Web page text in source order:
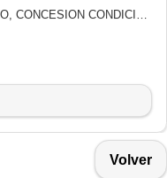
RESOLUCION DE CONCESION Y ABONO, CONCESION CONDICIONADA Y DESISTIMIENTO DEL PROGRAMA 3. ABRIL 2024
Volver